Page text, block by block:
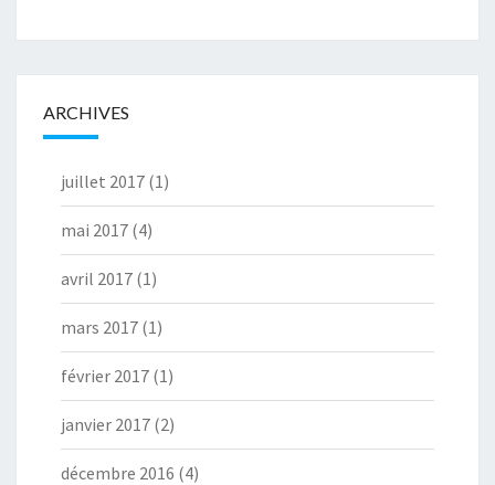
ARCHIVES
juillet 2017 (1)
mai 2017 (4)
avril 2017 (1)
mars 2017 (1)
février 2017 (1)
janvier 2017 (2)
décembre 2016 (4)